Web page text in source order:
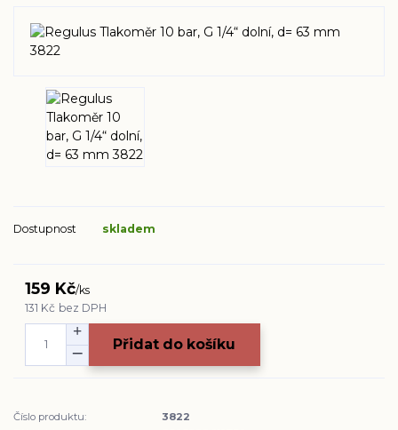
Dostupnost skladem
159 Kč/ks
131 Kč bez DPH
Přidat do košíku
Číslo produktu:
3822